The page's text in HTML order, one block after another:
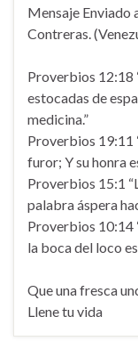
Mensaje Enviado
Contreras.
Proverbios 12:18
estocadas de
medicina.”
Proverbios 19:11
furor; Y su honra
Proverbios 15:1
palabra áspera
Proverbios 10:14
la boca del loco
Que una fresca
Llene tu vida